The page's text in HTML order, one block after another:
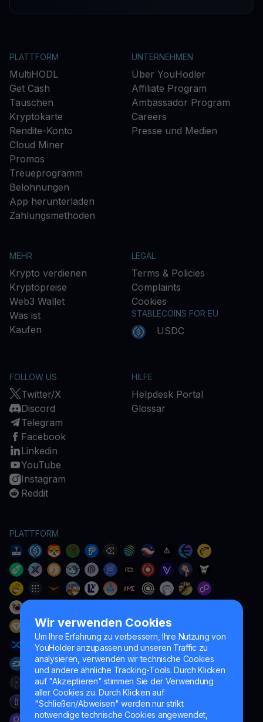
Wir verwenden Cookies
Um Ihre Erfahrung zu verbessern, Ihre Nutzung von
YouHolder anzupassen und unseren Traffic zu
analysieren, verwenden wir technische Cookies
und andere ähnliche Tracking-Tools. Durch Klicken
auf "Akzeptieren" stimmen Sie der Verwendung
aller Cookies zu. Durch Klicken auf
"Schließen/Abweisen" werden nur strikt
notwendige technische Cookies angewendet,
PLATTFORM
MultiHODL
Get Cash
Tauschen
Kryptokarte
Rendite-Konto
Cloud Miner
Promos
Treueprogramm
Belohnungen
App herunterladen
Zahlungsmethoden
UNTERNEHMEN
Über YouHodler
Affiliate Program
Ambassador Program
Careers
Presse und Medien
MEHR
Krypto verdienen
Kryptopreise
Web3 Wallet
Was ist
Kaufen
LEGAL
Terms & Policies
Complaints
Cookies
STABLECOINS FOR EU
USDC
FOLLOW US
Twitter/X
Discord
Telegram
Facebook
Linkedin
YouTube
Instagram
Reddit
HILFE
Helpdesk Portal
Glossar
PLATTFORM